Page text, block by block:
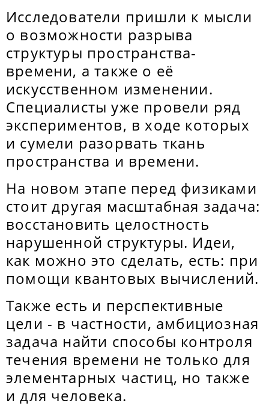
Исследователи пришли к мысли
о возможности разрыва
структуры пространства-
времени, а также о её
искусственном изменении.
Специалисты уже провели ряд
экспериментов, в ходе которых
и сумели разорвать ткань
пространства и времени.
На новом этапе перед физиками
стоит другая масштабная задача:
восстановить целостность
нарушенной структуры. Идеи,
как можно это сделать, есть: при
помощи квантовых вычислений.
Также есть и перспективные
цели - в частности, амбициозная
задача найти способы контроля
течения времени не только для
элементарных частиц, но также
и для человека.